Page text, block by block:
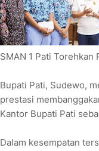
SMAN 1 Pati
Bupati Pati, Sudewo,
prestasi
Kantor Bupati Pati
Dalam kesempatan